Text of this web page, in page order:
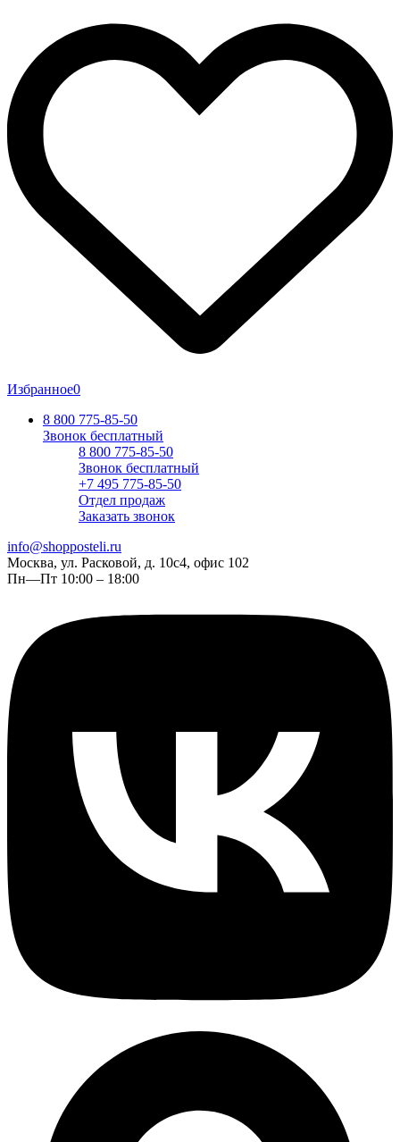
Избранное0
8 800 775-85-50
Звонок бесплатный
8 800 775-85-50
Звонок бесплатный
+7 495 775-85-50
Отдел продаж
Заказать звонок
info@shopposteli.ru
Москва, ул. Расковой, д. 10с4, офис 102
Пн—Пт 10:00 – 18:00